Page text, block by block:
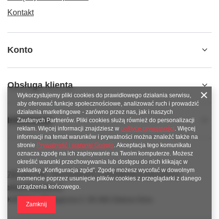
Kontakt
Konto
Obsługa klienta
Informacje
789 221 795
www.facebook.com/KAROlineZielonaGora
sklep@karoline.pl
KAROline
Wykorzystujemy pliki cookies do prawidłowego działania serwisu,
aby oferować funkcje społecznościowe, analizować ruch i prowadzić
działania marketingowe - zarówno przez nas, jak i naszych
Zaufanych Partnerów. Pliki cookies służą również do personalizacji
reklam. Więcej informacji znajdziesz w polityce prywatności. Więcej
informacji na temat warunków i prywatności można znaleźć także na
stronie Prywatność i warunki Google. Akceptacja tego komunikatu
oznacza zgodę na ich zapisywanie na Twoim komputerze. Możesz
określić warunki przechowywania lub dostępu do nich klikając w
zakładkę „Konfiguracja zgód”. Zgodę możesz wycofać w dowolnym
momencie poprzez usunięcie plików cookies z przeglądarki z danego
urządzenia końcowego.
Zamknij